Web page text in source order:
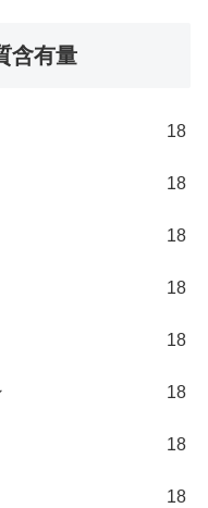
含有量
18
18
18
18
18
18
18
18